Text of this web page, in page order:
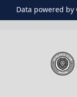
Data powered by